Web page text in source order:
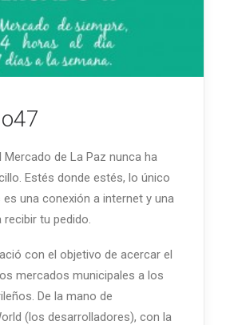
Mercado de La Paz nunca ha
Estés donde estés, lo único
una conexión a internet y una
tu pedido.
con el objetivo de acercar el
mercados municipales a los
De la mano de
(los desarrolladores), con la